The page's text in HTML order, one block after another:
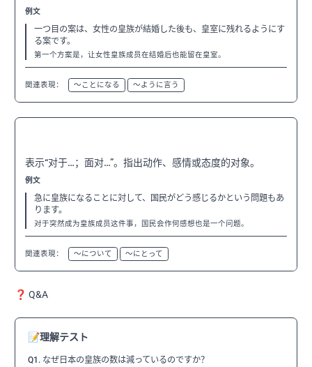
例文
一つ目の案は、女性の皇族が結婚した後も、皇室に残れるようにす
る案です。
第一个方案是，让女性皇族成员在结婚后也能留在皇室。
関連表現： 〜ことになる 〜ように言う
表示“对于…；面对…”。指出动作、感情或态度的对象。
例文
急に皇族になることに対して、国民がどう感じるかという問題もあ
ります。
对于突然成为皇族成员这件事，国民会作何感想也是一个问题。
関連表現： 〜について 〜にとって
❓ Q&A
📝理解テスト
Q1. なぜ日本の皇族の数は減っているのですか？